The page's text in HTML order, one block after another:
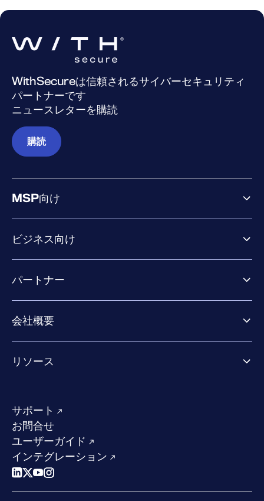
WithSecureは信頼されるサイバーセキュリティ
パートナーです
ニュースレターを購読
購読
MSP向け
ビジネス向け
Exposure Management
Extended Detection & Response
Co-Security Services
パートナー
パートナーの成功のためのサービス
Co-growth community
会社概要
業界での評価／認定／お客様の声
求人情報
サステナビリティ
競合他社との比較
リソース
成功事例
W/Labs
ブログ
ポッドキャスト
イベント
ウェビナー
サポート
お問合せ
ユーザーガイド
インテグレーション